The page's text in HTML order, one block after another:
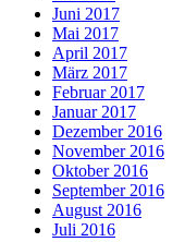
Juni 2017
Mai 2017
April 2017
März 2017
Februar 2017
Januar 2017
Dezember 2016
November 2016
Oktober 2016
September 2016
August 2016
Juli 2016